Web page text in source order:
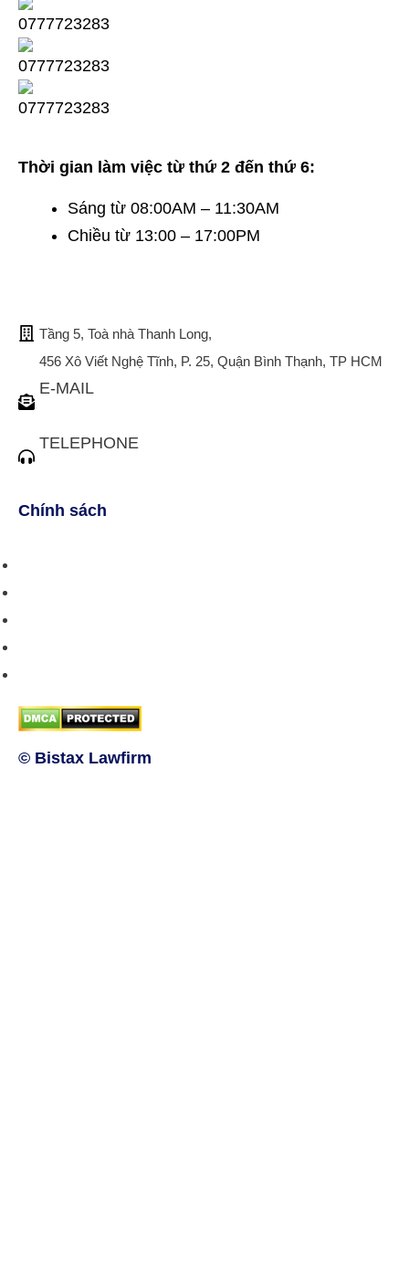
Thời gian làm việc từ thứ 2 đến thứ 6:
Sáng từ 08:00AM – 11:30AM
Chiều từ 13:00 – 17:00PM
Tầng 5, Toà nhà Thanh Long,
456 Xô Viết Nghệ Tĩnh, P. 25, Quận Bình Thạnh, TP HCM
E-MAIL
TELEPHONE
Chính sách
© Bistax Lawfirm